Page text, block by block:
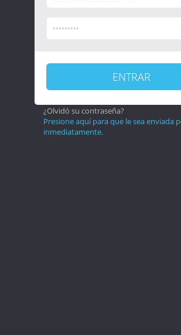
ENTRAR
¿Olvidó su contraseña?
Presione aquí para que le sea enviada
inmediatamente.